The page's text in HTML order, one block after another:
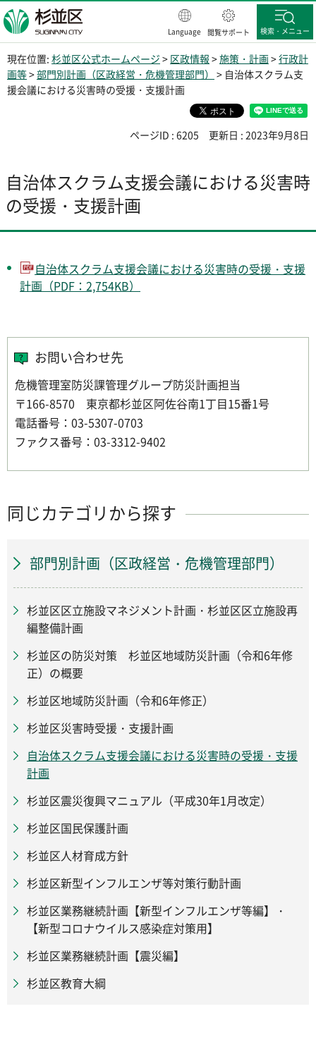
杉並区
Language 閲覧サポート 検索・メニュー
現在位置: 杉並区公式ホームページ > 区政情報 >施策・計画>行政計
画等>部門別計画（区政経営・危機管理部門） > 自治体スクラム支
援会議における災害時の受援・支援計画
ページID : 6205 更新日 : 2023年9月8日
自治体スクラム支援会議における災害時
の受援・支援計画
自治体スクラム支援会議における災害時の受援・支援
計画（PDF：2,754KB）
お問い合わせ先
危機管理室防災課管理グループ防災計画担当
〒166-8570 東京都杉並区阿佐谷南1丁目15番1号
電話番号：03-5307-0703
ファクス番号：03-3312-9402
同じカテゴリから探す
部門別計画（区政経営・危機管理部門）
杉並区区立施設マネジメント計画・杉並区区立施設再
編整備計画
杉並区の防災対策 杉並区地域防災計画（令和6年修
正）の概要
杉並区地域防災計画（令和6年修正）
杉並区災害時受援・支援計画
自治体スクラム支援会議における災害時の受援・支援
計画
杉並区震災復興マニュアル（平成30年1月改定）
杉並区国民保護計画
杉並区人材育成方針
杉並区新型インフルエンザ等対策行動計画
杉並区業務継続計画【新型インフルエンザ等編】・
【新型コロナウイルス感染症対策用】
杉並区業務継続計画【震災編】
杉並区教育大綱